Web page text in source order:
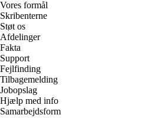
Vores formål
Skribenterne
Støt os
Afdelinger
Fakta
Support
Fejlfinding
Tilbagemelding
Jobopslag
Hjælp med info
Samarbejdsform